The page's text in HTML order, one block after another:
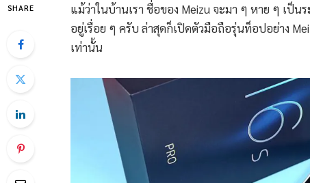
SHARE
แม้ว่าในบ้านเรา ชื่อของ Meizu จะมา ๆ หาย ๆ เป็
อยู่เรื่อย ๆ ครับ ล่าสุดก็เปิดตัวมือถือรุ่นท็อปอย่าง
เท่านั้น